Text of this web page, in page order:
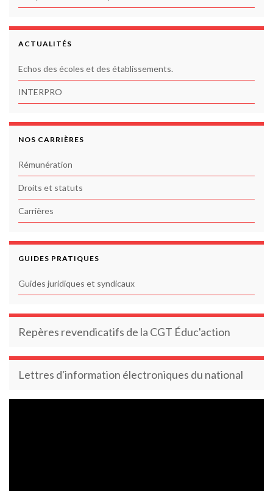
ACTUALITÉS
Echos des écoles et des établissements.
INTERPRO
NOS CARRIÈRES
Rémunération
Droits et statuts
Carrières
GUIDES PRATIQUES
Guides juridiques et syndicaux
Repères revendicatifs de la CGT Éduc'action
Lettres d'information électroniques du national